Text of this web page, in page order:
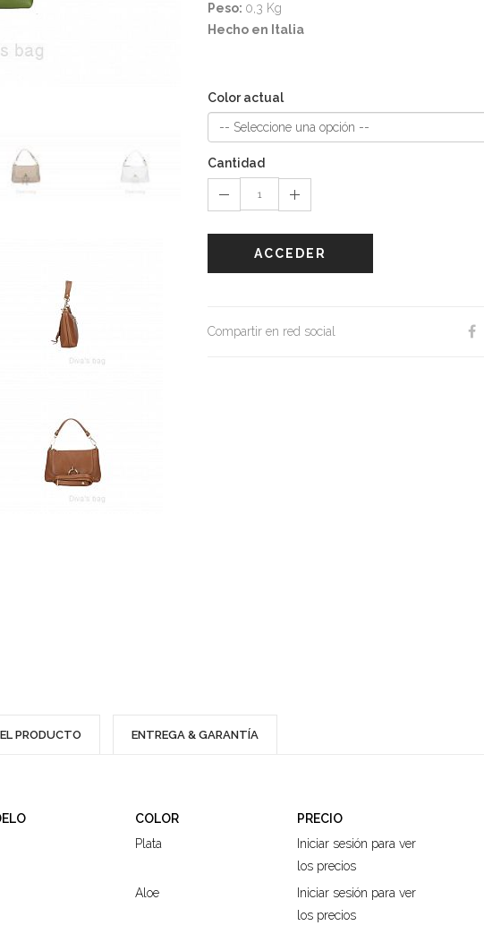
Peso: 0,3 Kg
Hecho en Italia
Color actual
Cantidad
ACCEDER
Compartir en red social
PRODUCTO ENTREGA & GARANTÍA
COLOR
PRECIO
Plata
Iniciar sesión para ver
los precios
Aloe
Iniciar sesión para ver
los precios